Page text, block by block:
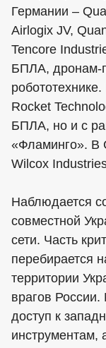
Германии –
Airlogix JV,
Tencore
БПЛА, дронам-
Rocket
БПЛА, но и с
«Фламинго». В
Wilcox
Наблюдается
совместной
сети. Часть
перебирается
территории
врагов России.
доступ к
инструментам,